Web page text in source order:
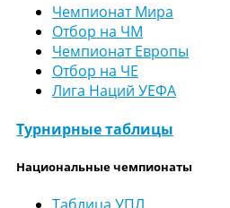
Чемпионат Мира
Отбор на ЧМ
Чемпионат Европы
Отбор на ЧЕ
Лига Наций УЕФА
Турнирные таблицы
Национальные чемпионаты